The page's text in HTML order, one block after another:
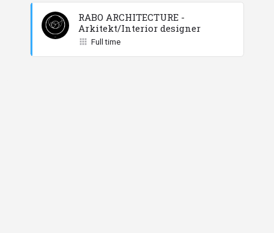
RABO ARCHITECTURE -
Arkitekt/Interior designer
Full time